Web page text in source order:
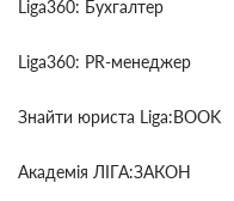
Liga360: Бухгалтер
Liga360: PR-менеджер
Знайти юриста Liga:BOOK
Академія ЛІГА:ЗАКОН